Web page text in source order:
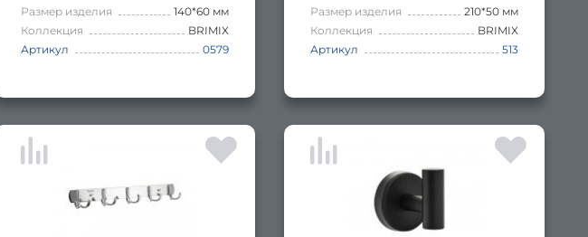
Размер изделия
140*60 мм
Коллекция
BRIMIX
Артикул
0579
Размер изделия
210*50 мм
Коллекция
BRIMIX
Артикул
513